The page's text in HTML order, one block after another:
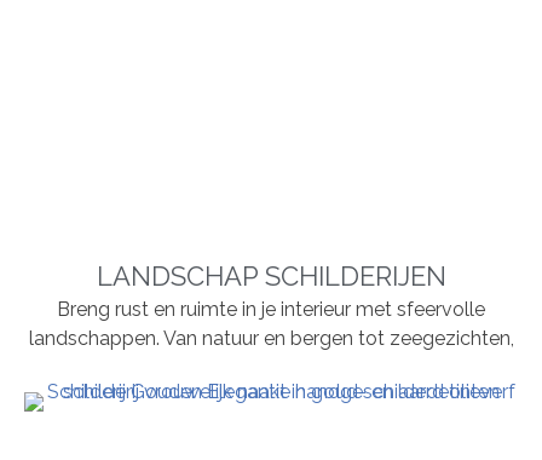
LANDSCHAP SCHILDERIJEN
Breng rust en ruimte in je interieur met sfeervolle
landschappen. Van natuur en bergen tot zeegezichten,